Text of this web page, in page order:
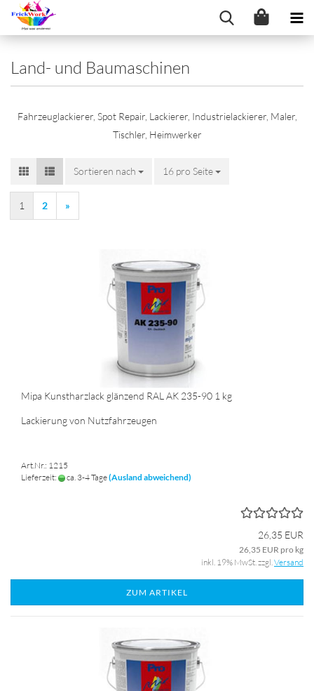
Land- und Baumaschinen
Fahrzeuglackierer, Spot Repair, Lackierer, Industrielackierer, Maler,
Tischler, Heimwerker
Sortieren nach
Sortieren nach 16 pro Seite
pro Seite
1 2 »
Mipa Kunstharzlack glänzend RAL AK 235-90 1 kg
Lackierung von Nutzfahrzeugen
Art.Nr.: 1215
Lieferzeit:
ca. 3-4 Tage(Ausland abweichend)
26,35 EUR
26,35 EUR pro kg
inkl. 19% MwSt. zzgl.Versand
ZUM ARTIKEL